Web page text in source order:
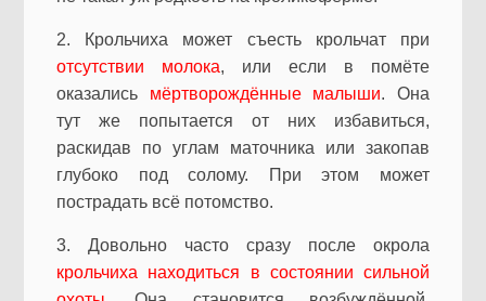
2. Крольчиха может съесть крольчат при
отсутствии молока, или если в помёте
оказались мёртворождённые малыши. Она
тут же попытается от них избавиться,
раскидав по углам маточника или закопав
глубоко под солому. При этом может
пострадать всё потомство.
3. Довольно часто сразу после окрола
крольчиха находиться в состоянии сильной